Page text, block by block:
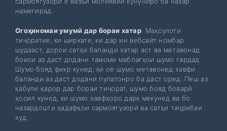
намегирад.
Огоҳиномаи умумӣ дар бораи хатар: Маҳсулоти
тиҷоратие, ки ширкате, ки дар ин вебсайт номбар
шудааст, дорои сатҳи баланди хатар аст ва метавонад
боиси аз даст додани тамоми маблағҳои шумо гардад.
Шумо бояд фикр кунед, ки оё шумо метавонед хавфи
баланди аз даст додани пулатонро ба даст оред. Пеш аз
қабули қарор дар бораи тиҷорат, шумо бояд боварӣ
ҳосил кунед, ки шумо хавфҳоро дарк мекунед ва бо
назардошти ҳадафҳои сармоягузорӣ ва сатҳи таҷрибаи
худ.